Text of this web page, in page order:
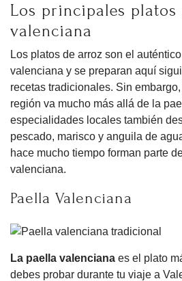
Los principales
valenciana
Los platos de arroz son el
valenciana y se preparan aquí
recetas tradicionales. Sin
región va mucho más allá de la
especialidades locales también
pescado, marisco y anguila de
hace mucho tiempo forman parte
valenciana.
Paella Valenciana
La paella valenciana es el plato
debes probar durante tu viaje a